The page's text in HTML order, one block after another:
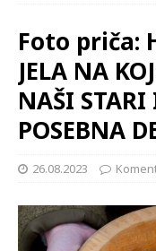
Foto priča:
JELA NA
NAŠI STARI
POSEBNA
26.08.2023